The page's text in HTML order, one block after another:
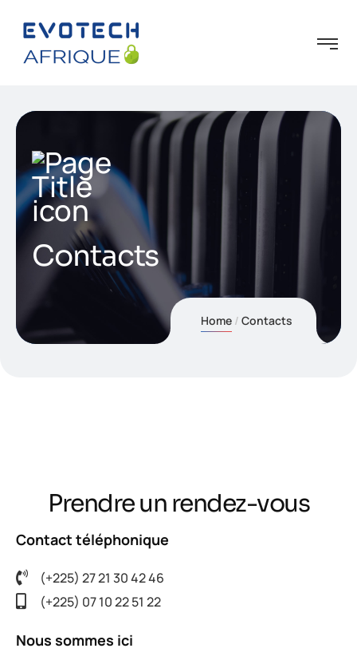
Contacts
Home Contacts
Prendre un rendez-vous
Contact téléphonique
(+225) 27 21 30 42 46
(+225) 07 10 22 51 22
Nous sommes ici